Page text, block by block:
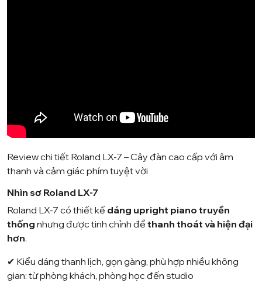
Review chi tiết Roland LX-7 – Cây đàn cao cấp với âm
thanh và cảm giác phím tuyệt vời
Nhìn sơ Roland LX-7
Roland LX-7 có thiết kế dáng upright piano truyền
thống nhưng được tinh chỉnh để thanh thoát và hiện đại
hơn.
✔ Kiểu dáng thanh lịch, gọn gàng, phù hợp nhiều không
gian: từ phòng khách, phòng học đến studio